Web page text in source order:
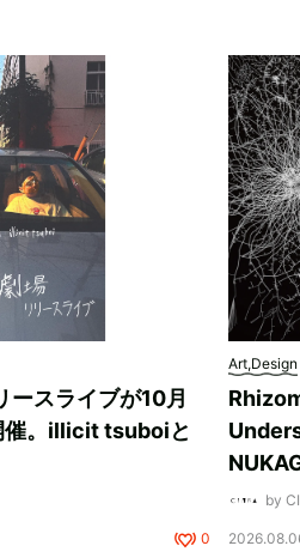
ースライブが10月
催。illicit tsuboiと
0
Art,Design
by